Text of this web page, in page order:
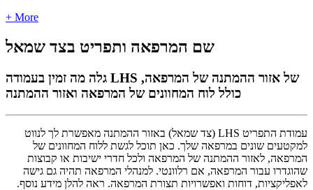
+ More
שם המרפאה ותפריט בצד שמאל
גלה מה זמין בעמודה LHS של אזור ההמתנה של המרפאה,
כולל לוח המחוונים של המרפאה ואזור ההמתנה
עמודת התפריט LHS
(צד שמאל) באזור ההמתנה מאפשרת לך לנווט
למקטעים שונים במרפאה שלך. כאן תוכל לגשת ללוח המחוונים של
המרפאה, לאזור ההמתנה של המרפאה ולכל חדרי ישיבות או קבוצות
שהוגדרו עבור המרפאה, אם רלוונטי. למנהלי המרפאה תהיה גם גישה
לאפליקציות, דוחות ואפשרויות תצורת המרפאה. ראה להלן מידע נוסף.